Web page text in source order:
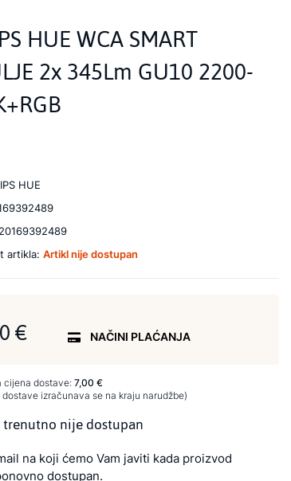
HUE WCA SMART
2x 345Lm GU10 2200-
HUE
artikla: Artikl nije dostupan
€ NAČINI PLAĆANJA
cijena dostave: 7,00 €
izračunava se na kraju narudžbe)
nije dostupan
na koji ćemo Vam javiti kada proizvod
dostupan.